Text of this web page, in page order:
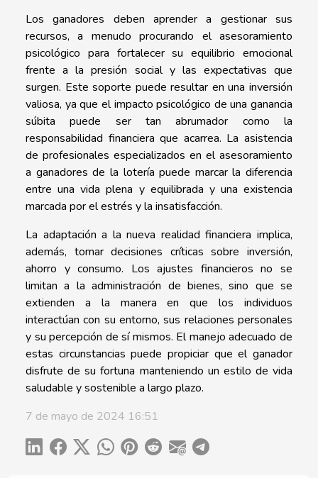
Los ganadores deben aprender a gestionar sus
recursos, a menudo procurando el asesoramiento
psicológico para fortalecer su equilibrio emocional
frente a la presión social y las expectativas que
surgen. Este soporte puede resultar en una inversión
valiosa, ya que el impacto psicológico de una ganancia
súbita puede ser tan abrumador como la
responsabilidad financiera que acarrea. La asistencia
de profesionales especializados en el asesoramiento
a ganadores de la lotería puede marcar la diferencia
entre una vida plena y equilibrada y una existencia
marcada por el estrés y la insatisfacción.
La adaptación a la nueva realidad financiera implica,
además, tomar decisiones críticas sobre inversión,
ahorro y consumo. Los ajustes financieros no se
limitan a la administración de bienes, sino que se
extienden a la manera en que los individuos
interactúan con su entorno, sus relaciones personales
y su percepción de sí mismos. El manejo adecuado de
estas circunstancias puede propiciar que el ganador
disfrute de su fortuna manteniendo un estilo de vida
saludable y sostenible a largo plazo.
7 de mayo de 2024 16:51